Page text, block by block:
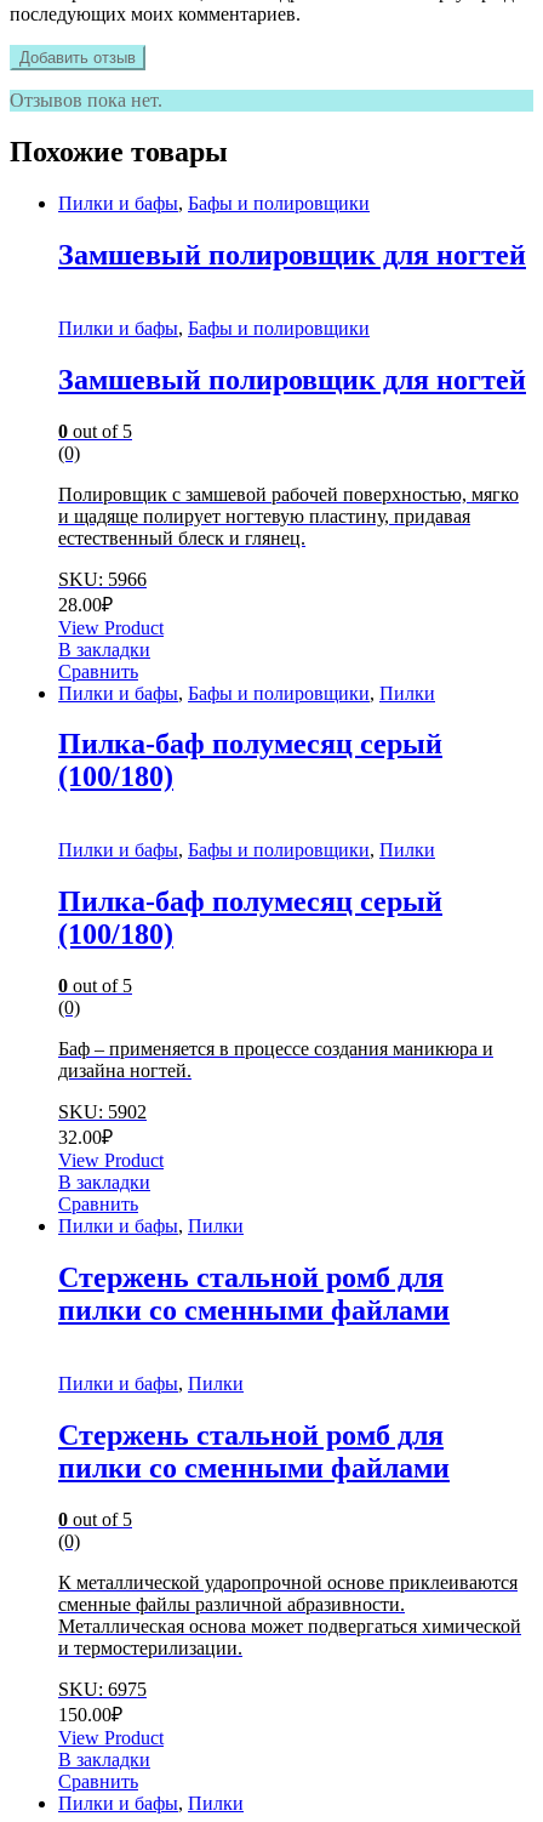
последующих моих комментариев.
Отзывов пока нет.
Похожие товары
Пилки и бафы, Бафы и полировщики
Замшевый полировщик для ногтей
Пилки и бафы, Бафы и полировщики
Замшевый полировщик для ногтей
0 out of 5
(0)
Полировщик с замшевой рабочей поверхностью, мягко
и щадяще полирует ногтевую пластину, придавая
естественный блеск и глянец.
SKU: 5966
28.00₽
View Product
В закладки
Сравнить
Пилки и бафы, Бафы и полировщики, Пилки
Пилка-баф полумесяц серый
(100/180)
Пилки и бафы, Бафы и полировщики, Пилки
Пилка-баф полумесяц серый
(100/180)
0 out of 5
(0)
Баф – применяется в процессе создания маникюра и
дизайна ногтей.
SKU: 5902
32.00₽
View Product
В закладки
Сравнить
Пилки и бафы, Пилки
Стержень стальной ромб для
пилки со сменными файлами
Пилки и бафы, Пилки
Стержень стальной ромб для
пилки со сменными файлами
0 out of 5
(0)
К металлической ударопрочной основе приклеиваются
сменные файлы различной абразивности.
Металлическая основа может подвергаться химической
и термостерилизации.
SKU: 6975
150.00₽
View Product
В закладки
Сравнить
Пилки и бафы, Пилки